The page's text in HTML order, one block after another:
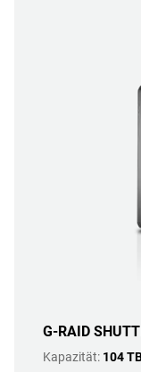
G-RAID
Kapazität: 104